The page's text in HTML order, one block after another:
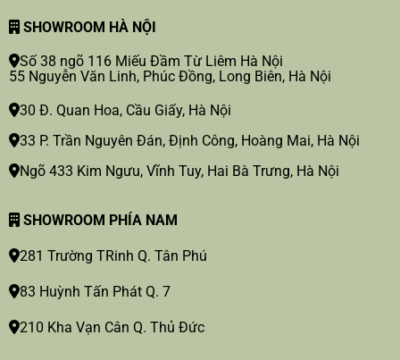
SHOWROOM HÀ NỘI
Số 38 ngõ 116 Miếu Đầm Từ Liêm Hà Nội
55 Nguyễn Văn Linh, Phúc Đồng, Long Biên, Hà Nội
30 Đ. Quan Hoa, Cầu Giấy, Hà Nội
33 P. Trần Nguyên Đán, Định Công, Hoàng Mai, Hà Nội
Ngõ 433 Kim Ngưu, Vĩnh Tuy, Hai Bà Trưng, Hà Nội
SHOWROOM PHÍA NAM
281 Trường TRinh Q. Tân Phú
83 Huỳnh Tấn Phát Q. 7
210 Kha Vạn Cân Q. Thủ Đức